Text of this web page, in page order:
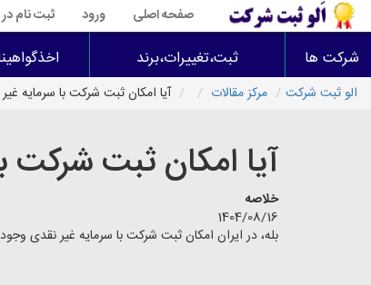
صفحه اصلی ورود ثبت نام
شرکت ها ثبت،تغییرات،برند
الو ثبت شرکت مرکز مقالات آیا امکان ثبت شرکت با سرمایه
آیا امکان ثبت شرکت
خلاصه
1404/08/16
بله، در ایران امکان ثبت شرکت با سرمایه غیر نقدی